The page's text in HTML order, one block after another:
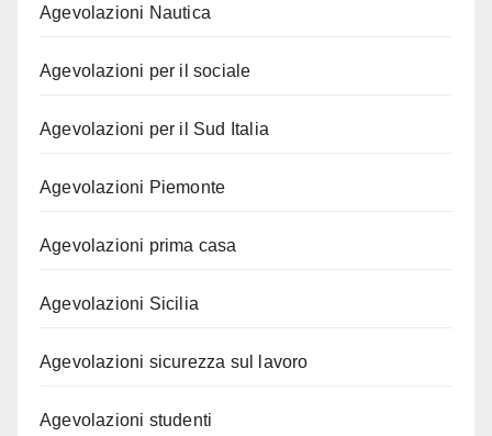
Agevolazioni Nautica
Agevolazioni per il sociale
Agevolazioni per il Sud Italia
Agevolazioni Piemonte
Agevolazioni prima casa
Agevolazioni Sicilia
Agevolazioni sicurezza sul lavoro
Agevolazioni studenti